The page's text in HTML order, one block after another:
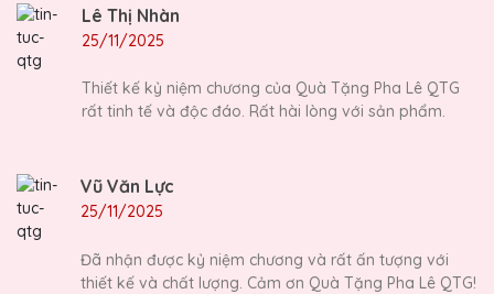
Lê Thị Nhàn
25/11/2025
Thiết kế kỷ niệm chương của Quà Tặng Pha Lê QTG
rất tinh tế và độc đáo. Rất hài lòng với sản phẩm.
Vũ Văn Lực
25/11/2025
Đã nhận được kỷ niệm chương và rất ấn tượng với
thiết kế và chất lượng. Cảm ơn Quà Tặng Pha Lê QTG!